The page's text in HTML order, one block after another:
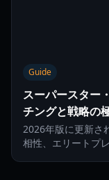
Guide
スーパースター
チングと戦略の
2026年版に更新さ
相性、エリートプ